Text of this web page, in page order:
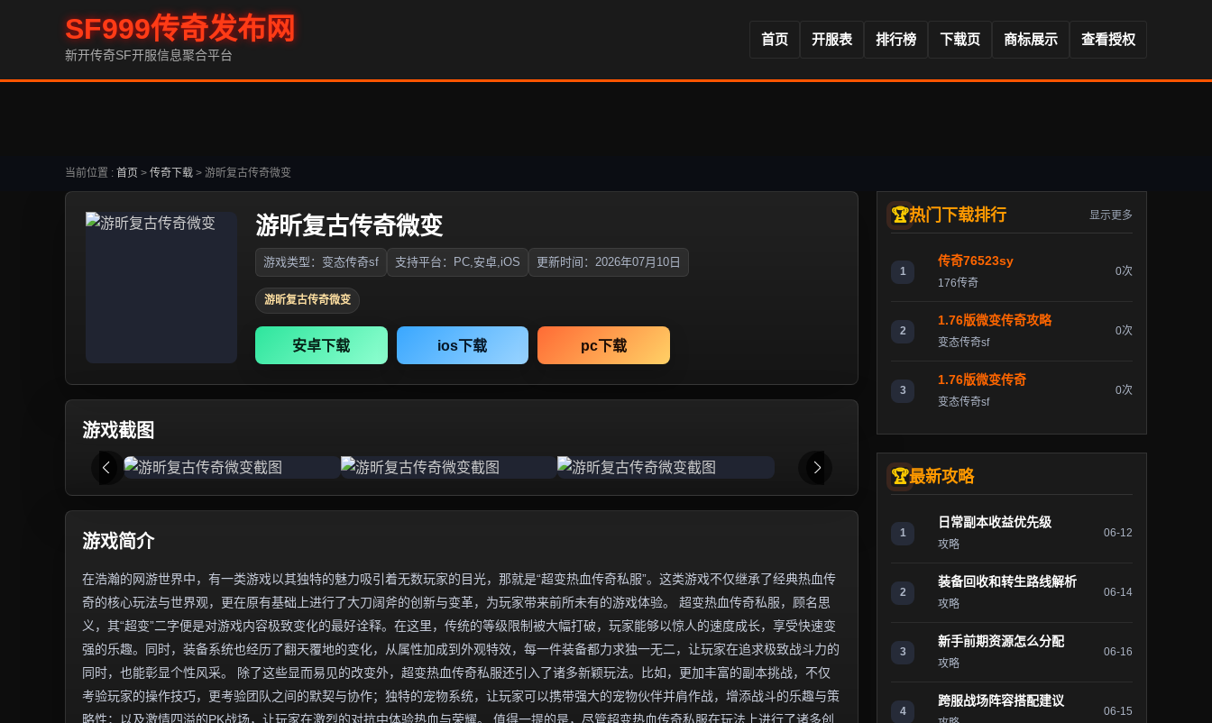
SF999传奇发布网
新开传奇SF开服信息聚合平台
首页 开服表 排行榜 下载页 商标展示 查看授权
当前位置 : 首页 > 传奇下载 > 游昕复古传奇微变
游昕复古传奇微变
游戏类型：变态传奇sf 支持平台：PC,安卓,iOS 更新时间：2026年07月10日
游昕复古传奇微变
安卓下载 ios下载 pc下载
游戏截图
游戏简介
在浩瀚的网游世界中，有一类游戏以其独特的魅力吸引着无数玩家的目光，那就是“超变热血传奇私服”。这类游戏不仅继承了经典热血传
奇的核心玩法与世界观，更在原有基础上进行了大刀阔斧的创新与变革，为玩家带来前所未有的游戏体验。 超变热血传奇私服，顾名思
义，其“超变”二字便是对游戏内容极致变化的最好诠释。在这里，传统的等级限制被大幅打破，玩家能够以惊人的速度成长，享受快速变
强的乐趣。同时，装备系统也经历了翻天覆地的变化，从属性加成到外观特效，每一件装备都力求独一无二，让玩家在追求极致战斗力的
同时，也能彰显个性风采。 除了这些显而易见的改变外，超变热血传奇私服还引入了诸多新颖玩法。比如，更加丰富的副本挑战，不仅
考验玩家的操作技巧，更考验团队之间的默契与协作；独特的宠物系统，让玩家可以携带强大的宠物伙伴并肩作战，增添战斗的乐趣与策
略性；以及激情四溢的PK战场，让玩家在激烈的对抗中体验热血与荣耀。 值得一提的是，尽管超变热血传奇私服在玩法上进行了诸多创
热门下载排行 显示更多
1
传奇76523sy
176传奇
0次
2
1.76版微变传奇攻略
变态传奇sf
0次
3
1.76版微变传奇
变态传奇sf
0次
最新攻略
1
日常副本收益优先级
攻略
06-12
2
装备回收和转生路线解析
攻略
06-14
3
新手前期资源怎么分配
攻略
06-16
4
跨服战场阵容搭配建议
06-15